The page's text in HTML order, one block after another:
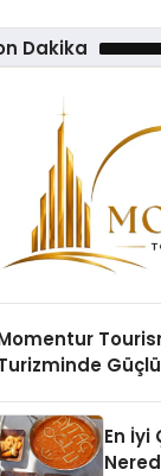
Dakika
En İyi